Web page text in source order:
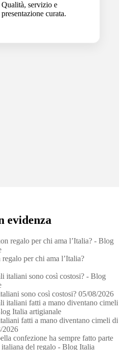
Qualità, servizio e
presentazione curata.
evidenza
per chi ama l’Italia?
sono così costosi? 05/08/2026
fatti a mano diventano cimeli di
2026